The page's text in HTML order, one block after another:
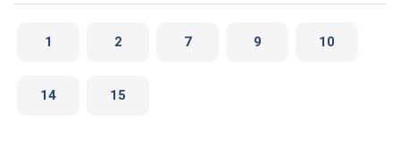
1 2 7 9 10
14 15